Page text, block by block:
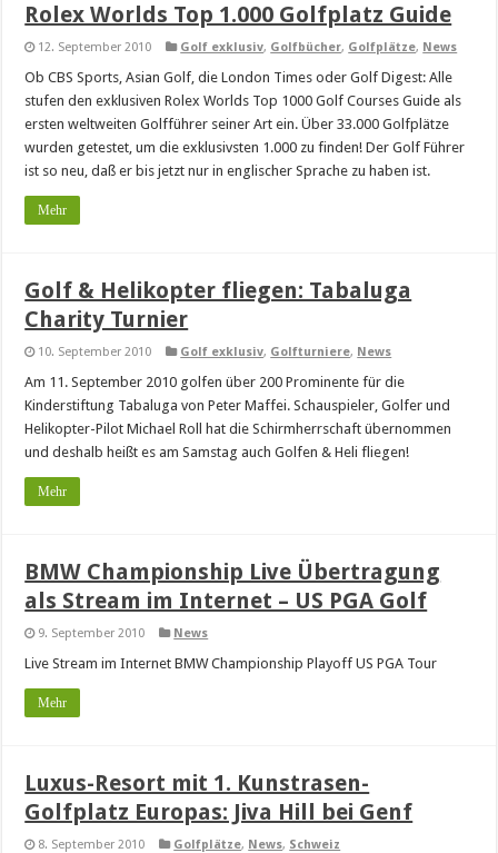
Rolex Worlds Top 1.000 Golfplatz Guide
12. September 2010 Golf exklusiv, Golfbücher, Golfplätze, News
Ob CBS Sports, Asian Golf, die London Times oder Golf Digest: Alle
stufen den exklusiven Rolex Worlds Top 1000 Golf Courses Guide als
ersten weltweiten Golfführer seiner Art ein. Über 33.000 Golfplätze
wurden getestet, um die exklusivsten 1.000 zu finden! Der Golf Führer
ist so neu, daß er bis jetzt nur in englischer Sprache zu haben ist.
Mehr
Golf & Helikopter fliegen: Tabaluga
Charity Turnier
10. September 2010 Golf exklusiv, Golfturniere, News
Am 11. September 2010 golfen über 200 Prominente für die
Kinderstiftung Tabaluga von Peter Maffei. Schauspieler, Golfer und
Helikopter-Pilot Michael Roll hat die Schirmherrschaft übernommen
und deshalb heißt es am Samstag auch Golfen & Heli fliegen!
Mehr
BMW Championship Live Übertragung
als Stream im Internet – US PGA Golf
9. September 2010 News
Live Stream im Internet BMW Championship Playoff US PGA Tour
Mehr
Luxus-Resort mit 1. Kunstrasen-
Golfplatz Europas: Jiva Hill bei Genf
8. September 2010 Golfplätze, News, Schweiz